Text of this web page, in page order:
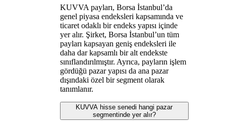
KUVVA payları, Borsa İstanbul’da
genel piyasa endeksleri kapsamında ve
ticaret odaklı bir endeks yapısı içinde
yer alır. Şirket, Borsa İstanbul’un tüm
payları kapsayan geniş endeksleri ile
daha dar kapsamlı bir alt endekste
sınıflandırılmıştır. Ayrıca, payların işlem
gördüğü pazar yapısı da ana pazar
dışındaki özel bir segment olarak
tanımlanır.
KUVVA hisse senedi hangi pazar
segmentinde yer alır?